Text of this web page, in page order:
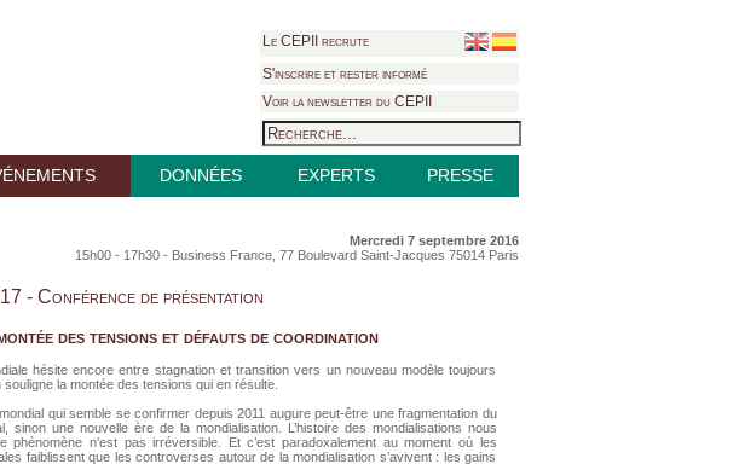
Le CEPII recrute
S'inscrire et rester informé
Voir la newsletter du CEPII
DONNÉES EXPERTS PRESSE
Mercredi 7 septembre 2016
15h00 - 17h30 - Business France, 77 Boulevard Saint-Jacques 75014 Paris
- Conférence de présentation
des tensions et défauts de coordination
hésite encore entre stagnation et transition vers un nouveau modèle toujours
la montée des tensions qui en résulte.
qui semble se confirmer depuis 2011 augure peut-être une fragmentation du
sinon une nouvelle ère de la mondialisation. L’histoire des mondialisations nous
phénomène n’est pas irréversible. Et c’est paradoxalement au moment où les
faiblissent que les controverses autour de la mondialisation s’avivent : les gains